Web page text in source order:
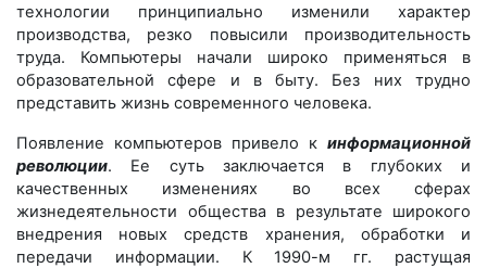
технологии принципиально изменили характер
производства, резко повысили производительность
труда. Компьютеры начали широко применяться в
образовательной сфере и в быту. Без них трудно
представить жизнь современного человека.
Появление компьютеров привело к информационной
революции. Ее суть заключается в глубоких и
качественных изменениях во всех сферах
жизнедеятельности общества в результате широкого
внедрения новых средств хранения, обработки и
передачи информации. К 1990-м гг. растущая